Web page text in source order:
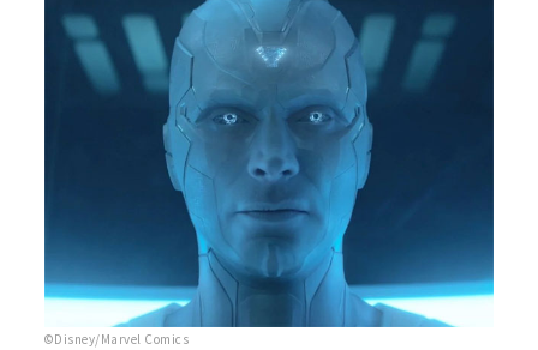
©Disney/Marvel Comics